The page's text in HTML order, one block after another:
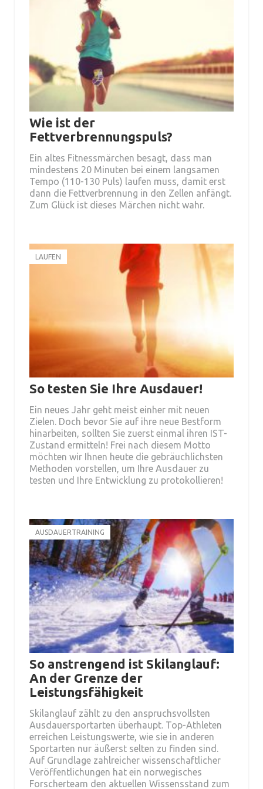
Wie ist der
Fettverbrennungspuls?
Ein altes Fitnessmärchen besagt, dass man
mindestens 20 Minuten bei einem langsamen
Tempo (110-130 Puls) laufen muss, damit erst
dann die Fettverbrennung in den Zellen anfängt.
Zum Glück ist dieses Märchen nicht wahr.
LAUFEN
So testen Sie Ihre Ausdauer!
Ein neues Jahr geht meist einher mit neuen
Zielen. Doch bevor Sie auf ihre neue Bestform
hinarbeiten, sollten Sie zuerst einmal ihren IST-
Zustand ermitteln! Frei nach diesem Motto
möchten wir Ihnen heute die gebräuchlichsten
Methoden vorstellen, um Ihre Ausdauer zu
testen und Ihre Entwicklung zu protokollieren!
AUSDAUERTRAINING
So anstrengend ist Skilanglauf:
An der Grenze der
Leistungsfähigkeit
Skilanglauf zählt zu den anspruchsvollsten
Ausdauersportarten überhaupt. Top-Athleten
erreichen Leistungswerte, wie sie in anderen
Sportarten nur äußerst selten zu finden sind.
Auf Grundlage zahlreicher wissenschaftlicher
Veröffentlichungen hat ein norwegisches
Forscherteam den aktuellen Wissensstand zum